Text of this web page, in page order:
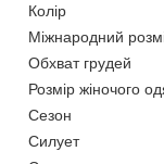
Колір
Міжнародний
Обхват грудей
Розмір жіночого
Сезон
Силует